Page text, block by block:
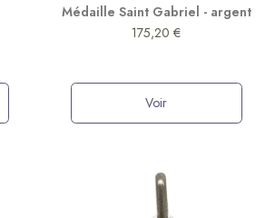
Médaille Saint Gabriel - argent
175,20 €
Voir